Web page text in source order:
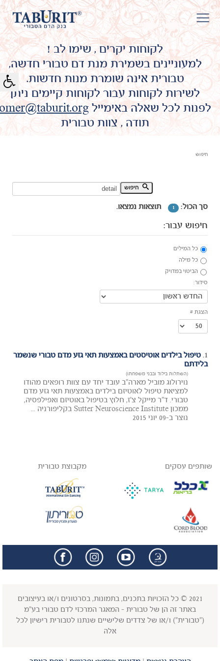
לקוחות יקרים , שימו לב !
למעוניינים בשמירת מנת דם טבורי חדשה,
טבורית אינה שומרת מנות חדשות.
לשירות לקוחות עבור לקוחות קיימים ניתן
לפנות לכל שאלה באימייל
תודה , צוות טבורית
חיפוש
חיפוש מילת מפתח:
סך הכול: 1 תוצאות נמצאו.
חיפוש עבור:
כל המילים
כל מילה
הביטוי במדויק
סידור:
הצגת #
1. טיפול בילדים אוטיסטים באמצעות תאי גזע מדם טבורי שנשמר
בלידתם
(השתלות בילוד ובבני משפחתו)
נוירולוג מוביל מארה"ב עובד יחד עם צוות רופאים מהודו
למציאת טיפול לאוטיזם בילדים באמצעות תאי גזע מדם
טבורי. ד"ר מייקל צ'ז, חלוץ בטיפול באוטיזם ואפילפסיה,
ממכון Sutter Neuroscience Institute בקליפורניה ...
נוצר ב-09 יוני 2015
שותפים עסקים מקבוצת טבורית
2021 © כל הזכויות בתכנים, בתמונות, בסרטונים ו/או בעיצובים
באתר זה הן של טבורית - המאגר המרכזי לדם טבורי בע"מ
("טבורית") ו/או של צדדים שלישיים שנתנו לטבורית רישיון לכל
אלה